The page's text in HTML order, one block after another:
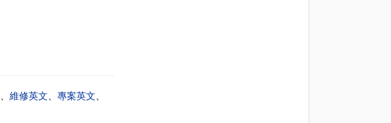
維修英文 專案英文